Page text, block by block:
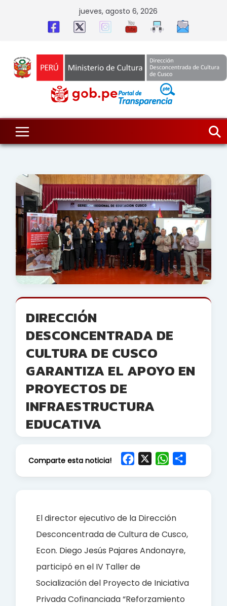
jueves, agosto 6, 2026
DIRECCIÓN
DESCONCENTRADA DE
CULTURA DE CUSCO
GARANTIZA EL APOYO EN
PROYECTOS DE
INFRAESTRUCTURA
EDUCATIVA
Comparte esta noticia!
o
o
k
W
A
p
p
El director ejecutivo de la Dirección
Desconcentrada de Cultura de Cusco,
Econ. Diego Jesús Pajares Andonayre,
participó en el IV Taller de
Socialización del Proyecto de Iniciativa
Privada Cofinanciada “Reforzamiento